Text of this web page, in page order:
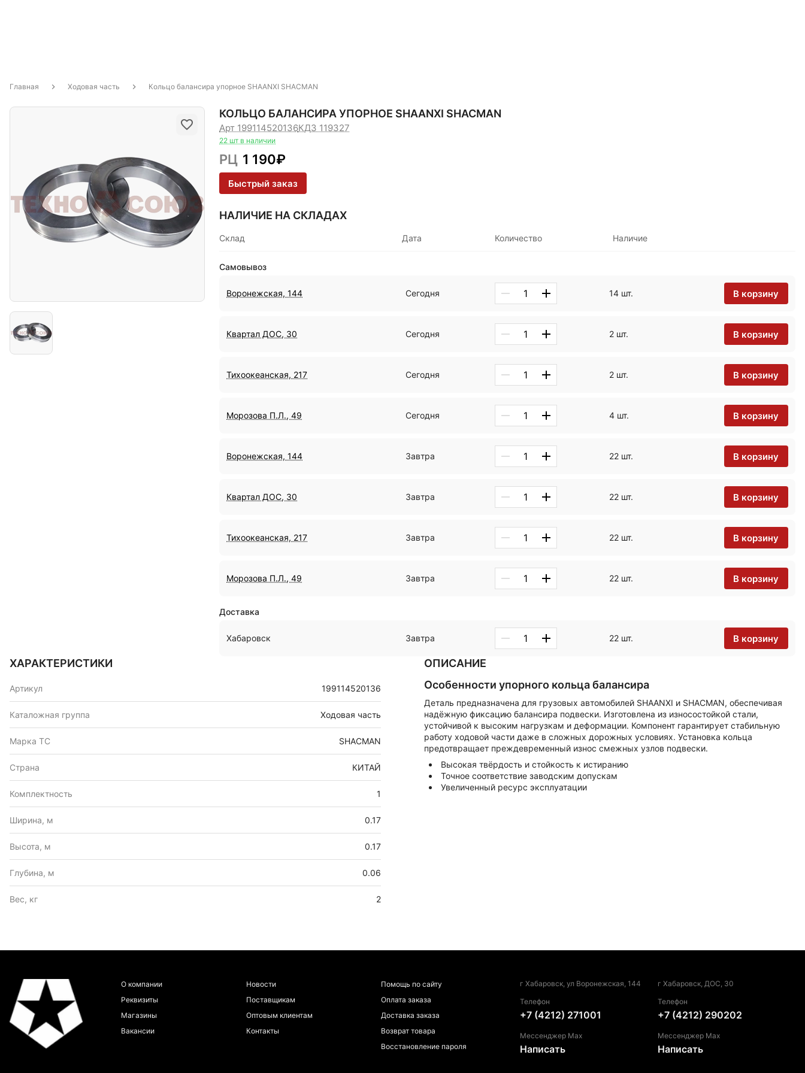
Главная Ходовая часть Кольцо балансира упорное SHAANXI SHACMAN
КОЛЬЦО БАЛАНСИРА УПОРНОЕ SHAANXI SHACMAN
Арт 199114520136КДЗ 119327
22 шт в наличии
РЦ 1 190₽
Быстрый заказ
НАЛИЧИЕ НА СКЛАДАХ
Склад Дата Количество Наличие
Самовывоз
Воронежская, 144 Сегодня 14 шт. В корзину
Квартал ДОС, 30 Сегодня 2 шт. В корзину
Тихоокеанская, 217 Сегодня 2 шт. В корзину
Морозова П.Л., 49 Сегодня 4 шт. В корзину
Воронежская, 144 Завтра 22 шт. В корзину
Квартал ДОС, 30 Завтра 22 шт. В корзину
Тихоокеанская, 217 Завтра 22 шт. В корзину
Морозова П.Л., 49 Завтра 22 шт. В корзину
Доставка
Хабаровск Завтра 22 шт. В корзину
ХАРАКТЕРИСТИКИ
Артикул 199114520136
Каталожная группа Ходовая часть
Марка ТС SHACMAN
Страна КИТАЙ
Комплектность 1
Ширина, м 0.17
Высота, м 0.17
Глубина, м 0.06
Вес, кг 2
ОПИСАНИЕ
Особенности упорного кольца балансира
Деталь предназначена для грузовых автомобилей SHAANXI и SHACMAN, обеспечивая
надёжную фиксацию балансира подвески. Изготовлена из износостойкой стали,
устойчивой к высоким нагрузкам и деформации. Компонент гарантирует стабильную
работу ходовой части даже в сложных дорожных условиях. Установка кольца
предотвращает преждевременный износ смежных узлов подвески.
Высокая твёрдость и стойкость к истиранию
Точное соответствие заводским допускам
Увеличенный ресурс эксплуатации
О компании
Реквизиты
Магазины
Вакансии
Новости
Поставщикам
Оптовым клиентам
Контакты
Помощь по сайту
Оплата заказа
Доставка заказа
Возврат товара
Восстановление пароля
г Хабаровск, ул Воронежская, 144
Телефон
+7 (4212) 271001
Мессенджер Max
Написать
г Хабаровск, ДОС, 30
Телефон
+7 (4212) 290202
Мессенджер Max
Написать